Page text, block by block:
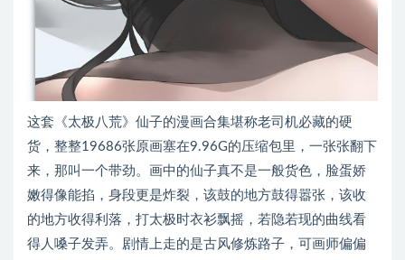
这套《太极八荒》仙子的漫画合集堪称老司机必藏的硬
货，整整19686张原画塞在9.96G的压缩包里，一张张翻下
来，那叫一个带劲。画中的仙子真不是一般货色，脸蛋娇
嫩得像能掐，身段更是炸裂，该鼓的地方鼓得嚣张，该收
的地方收得利落，打太极时衣衫飘摇，若隐若现的曲线看
得人嗓子发弄。剧情上走的是古风修炼路子，可画师偏偏